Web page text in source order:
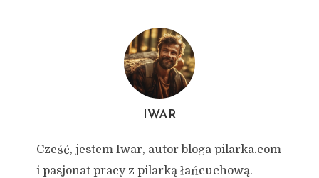
IWAR
Cześć, jestem Iwar, autor bloga pilarka.com
i pasjonat pracy z pilarką łańcuchową.